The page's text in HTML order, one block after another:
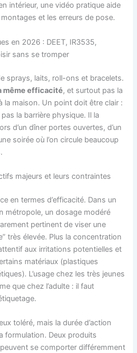
intérieur, une vidéo pratique aide
et les erreurs de pose.
en 2026 : DEET, IR3535,
sans se tromper
sprays, laits, roll-ons et bracelets.
même efficacité, et surtout pas la
la maison. Un point doit être clair :
la barrière physique. Il la
d’un dîner portes ouvertes, d’un
soirée où l’on circule beaucoup
majeurs et leurs contraintes
en termes d’efficacité. Dans un
métropole, un dosage modéré
pertinent de viser une
très élevée. Plus la concentration
aux irritations potentielles et
matériaux (plastiques
L’usage chez les très jeunes
que chez l’adulte : il faut
toléré, mais la durée d’action
formulation. Deux produits
se comporter différemment